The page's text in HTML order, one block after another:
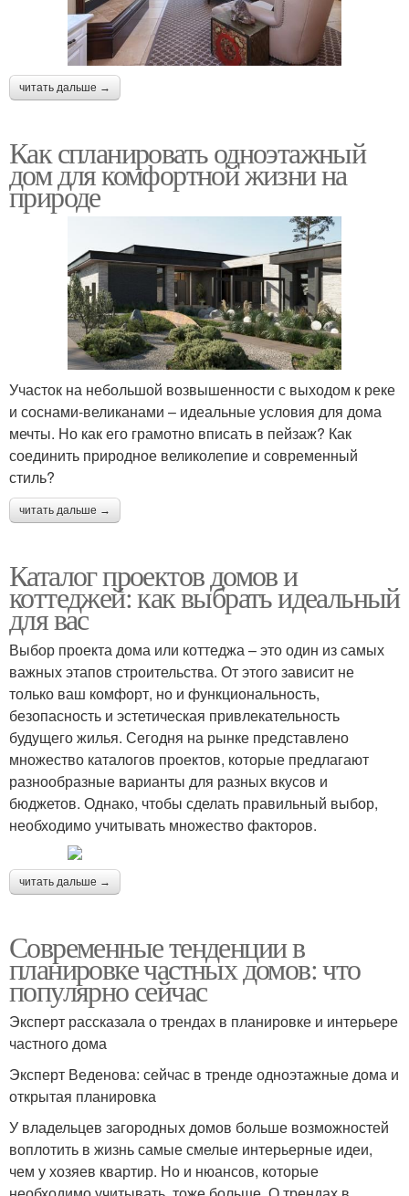
читать дальше →
Как спланировать одноэтажный
дом для комфортной жизни на
природе
Участок на небольшой возвышенности с выходом к реке
и соснами-великанами – идеальные условия для дома
мечты. Но как его грамотно вписать в пейзаж? Как
соединить природное великолепие и современный
стиль?
читать дальше →
Каталог проектов домов и
коттеджей: как выбрать идеальный
для вас
Выбор проекта дома или коттеджа – это один из самых
важных этапов строительства. От этого зависит не
только ваш комфорт, но и функциональность,
безопасность и эстетическая привлекательность
будущего жилья. Сегодня на рынке представлено
множество каталогов проектов, которые предлагают
разнообразные варианты для разных вкусов и
бюджетов. Однако, чтобы сделать правильный выбор,
необходимо учитывать множество факторов.
читать дальше →
Современные тенденции в
планировке частных домов: что
популярно сейчас
Эксперт рассказала о трендах в планировке и интерьере
частного дома
Эксперт Веденова: сейчас в тренде одноэтажные дома и
открытая планировка
У владельцев загородных домов больше возможностей
воплотить в жизнь самые смелые интерьерные идеи,
чем у хозяев квартир. Но и нюансов, которые